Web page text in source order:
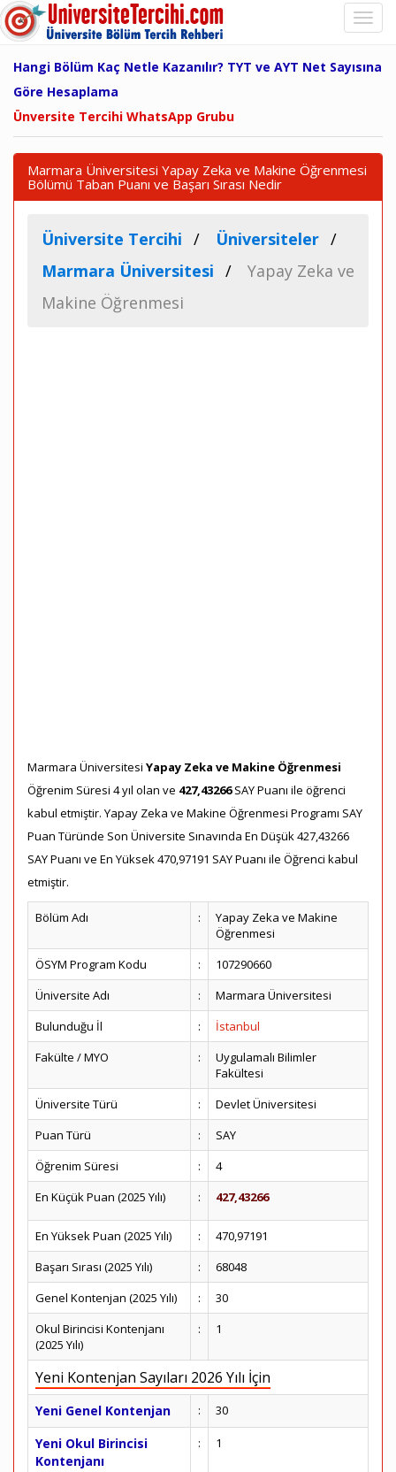
Hangi Bölüm Kaç Netle Kazanılır? TYT ve AYT Net Sayısına
Göre Hesaplama
Ünversite Tercihi WhatsApp Grubu
Marmara Üniversitesi Yapay Zeka ve Makine Öğrenmesi
Bölümü Taban Puanı ve Başarı Sırası Nedir
Üniversite Tercihi
Üniversiteler
Marmara Üniversitesi
Yapay Zeka ve
Makine Öğrenmesi
Marmara Üniversitesi Yapay Zeka ve Makine Öğrenmesi
Öğrenim Süresi 4 yıl olan ve 427,43266SAY Puanı ile öğrenci
kabul etmiştir. Yapay Zeka ve Makine Öğrenmesi Programı SAY
Puan Türünde Son Üniversite Sınavında En Düşük 427,43266
SAY Puanı ve En Yüksek 470,97191 SAY Puanı ile Öğrenci kabul
etmiştir.
Bölüm Adı :
Yapay Zeka ve Makine
Öğrenmesi
ÖSYM Program Kodu
:
107290660
Üniversite Adı
:
Marmara Üniversitesi
Bulunduğu İl
:
İstanbul
Fakülte / MYO
:
Uygulamalı Bilimler
Fakültesi
Üniversite Türü
:
Devlet Üniversitesi
Puan Türü
:
SAY
Öğrenim Süresi
:
4
En Küçük Puan (2025 Yılı)
: 427,43266
En Yüksek Puan (2025 Yılı) :
470,97191
Başarı Sırası (2025 Yılı)
:
68048
Genel Kontenjan (2025 Yılı)
:
30
Okul Birincisi Kontenjanı
(2025 Yılı)
: 1
Yeni Kontenjan Sayıları 2026 Yılı İçin
Yeni Genel Kontenjan : 30
Yeni Okul Birincisi
Kontenjanı
: 1